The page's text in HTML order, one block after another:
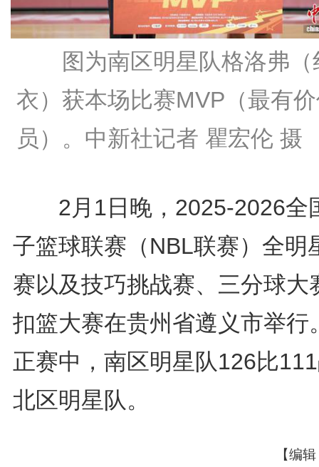
图为南区明星队格洛弗（
衣）获本场比赛MVP（最有
员）。中新社记者 瞿宏伦 摄
2月1日晚，2025-2026全
子篮球联赛（NBL联赛）全明
赛以及技巧挑战赛、三分球大
扣篮大赛在贵州省遵义市举行
正赛中，南区明星队126比
北区明星队。
【编